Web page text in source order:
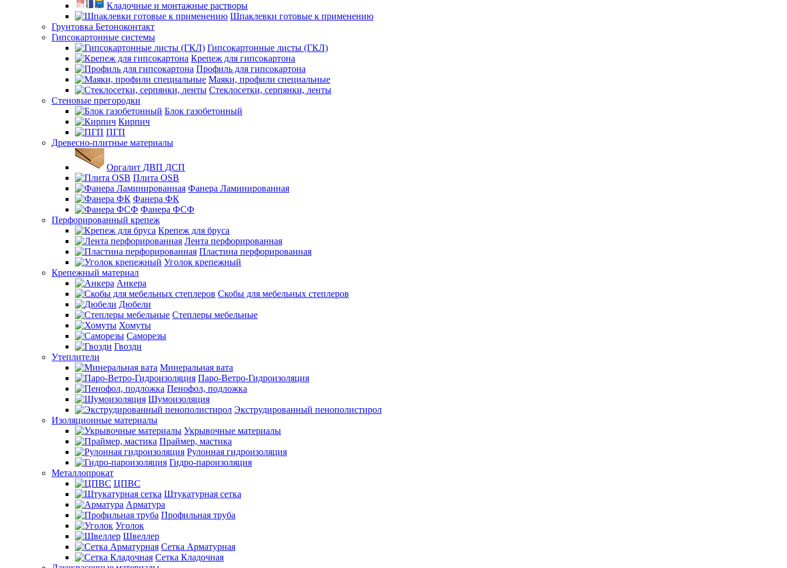
Кладочные и монтажные растворы
Шпаклевки готовые к применению
Грунтовка Бетоноконтакт
Гипсокартонные системы
Гипсокартонные листы (ГКЛ)
Крепеж для гипсокартона
Профиль для гипсокартона
Маяки, профили специальные
Стеклосетки, серпянки, ленты
Стеновые прегородки
Блок газобетонный
Кирпич
ПГП
Древесно-плитные материалы
Оргалит ДВП ДСП
Плита OSB
Фанера Ламинированная
Фанера ФК
Фанера ФСФ
Перфорированный крепеж
Крепеж для бруса
Лента перфорированная
Пластина перфорированная
Уголок крепежный
Крепежный материал
Анкера
Скобы для мебельных степлеров
Дюбели
Степлеры мебельные
Хомуты
Саморезы
Гвозди
Утеплители
Минеральная вата
Паро-Ветро-Гидроизоляция
Пенофол, подложка
Шумоизоляция
Экструдированный пенополистирол
Изоляционные материалы
Укрывочные материалы
Праймер, мастика
Рулонная гидроизоляция
Гидро-пароизоляция
Металлопрокат
ЦПВС
Штукатурная сетка
Арматура
Профильная труба
Уголок
Швеллер
Сетка Арматурная
Сетка Кладочная